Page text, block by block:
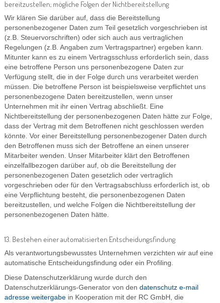
bereitzustellen; mögliche Folgen der Nichtbereitstellung
Wir klären Sie darüber auf, dass die Bereitstellung
personenbezogener Daten zum Teil gesetzlich vorgeschrieben ist
(z.B. Steuervorschriften) oder sich auch aus vertraglichen
Regelungen (z.B. Angaben zum Vertragspartner) ergeben kann.
Mitunter kann es zu einem Vertragsschluss erforderlich sein, dass
eine betroffene Person uns personenbezogene Daten zur
Verfügung stellt, die in der Folge durch uns verarbeitet werden
müssen. Die betroffene Person ist beispielsweise verpflichtet uns
personenbezogene Daten bereitzustellen, wenn unser
Unternehmen mit ihr einen Vertrag abschließt. Eine
Nichtbereitstellung der personenbezogenen Daten hätte zur Folge,
dass der Vertrag mit dem Betroffenen nicht geschlossen werden
könnte. Vor einer Bereitstellung personenbezogener Daten durch
den Betroffenen muss sich der Betroffene an einen unserer
Mitarbeiter wenden. Unser Mitarbeiter klärt den Betroffenen
einzelfallbezogen darüber auf, ob die Bereitstellung der
personenbezogenen Daten gesetzlich oder vertraglich
vorgeschrieben oder für den Vertragsabschluss erforderlich ist, ob
eine Verpflichtung besteht, die personenbezogenen Daten
bereitzustellen, und welche Folgen die Nichtbereitstellung der
personenbezogenen Daten hätte.
13. Bestehen einer automatisierten Entscheidungsfindung
Als verantwortungsbewusstes Unternehmen verzichten wir auf eine
automatische Entscheidungsfindung oder ein Profiling.
Diese Datenschutzerklärung wurde durch den
Datenschutzerklärungs-Generator von den datenschutz e-mail
adresse weitergabein Kooperation mit der RC GmbH, die